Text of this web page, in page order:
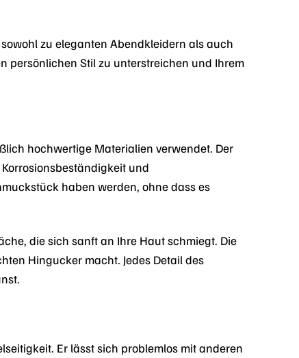
zu eleganten Abendkleidern als auch
persönlichen Stil zu unterstreichen und Ihrem
hochwertige Materialien verwendet. Der
und
haben werden, ohne dass es
die sich sanft an Ihre Haut schmiegt. Die
Hingucker macht. Jedes Detail des
Er lässt sich problemlos mit anderen